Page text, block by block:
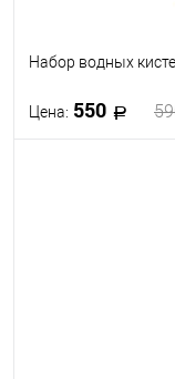
Набор водных
Цена: 550